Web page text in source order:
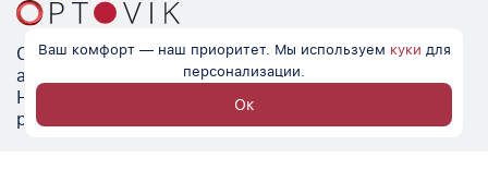
Optovik.com - электронная площадка для
автоматизации закупок и поиска поставщиков.
Низкие цены, надёжные контрагенты и удобство
работы.
Ваш комфорт — наш приоритет. Мы используем куки для
персонализации.
Ок